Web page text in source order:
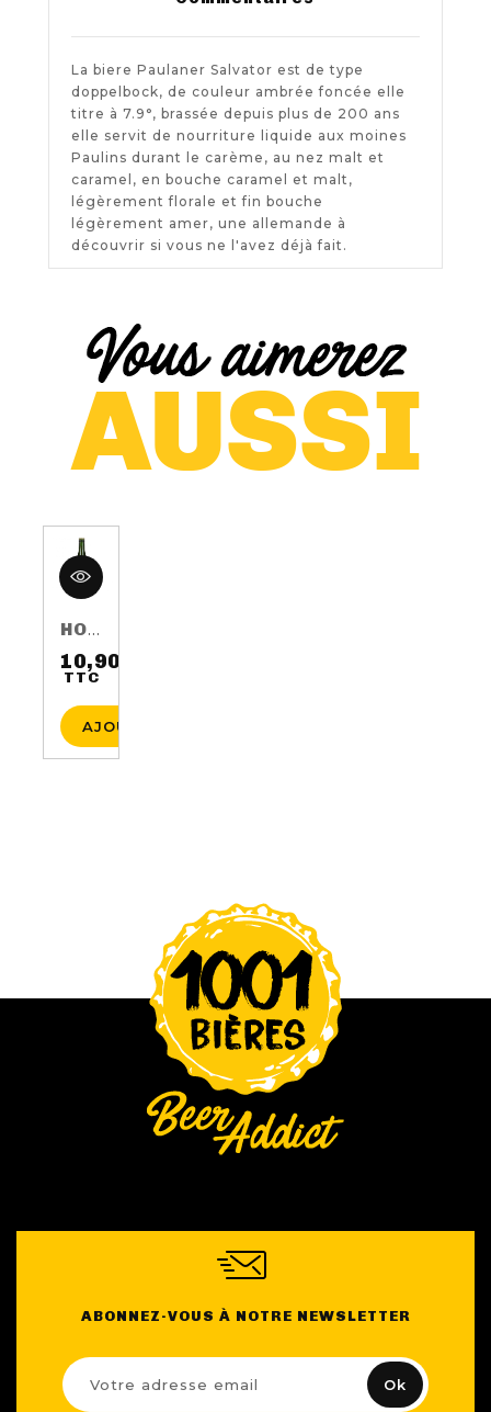
La biere Paulaner Salvator est de type
doppelbock, de couleur ambrée foncée elle
titre à 7.9°, brassée depuis plus de 200 ans
elle servit de nourriture liquide aux moines
Paulins durant le carème, au nez malt et
caramel, en bouche caramel et malt,
légèrement florale et fin bouche
légèrement amer, une allemande à
découvrir si vous ne l'avez déjà fait.
HOP HARVEST 2016 75CL 5.5%
10,90 €
TTCPrix
AJOUTER AU PANIER
ABONNEZ-VOUS À NOTRE NEWSLETTER